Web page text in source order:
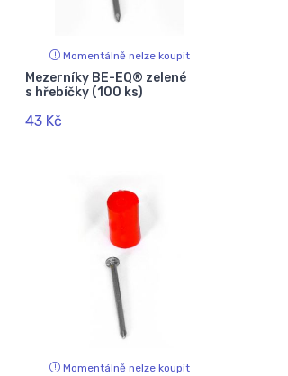
Momentálně nelze koupit
Mezerníky BE-EQ® zelené
s hřebíčky (100 ks)
43 Kč
Momentálně nelze koupit